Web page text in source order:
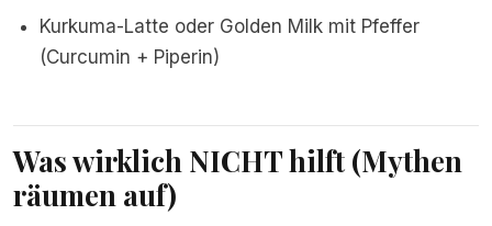
Kurkuma-Latte oder Golden Milk mit Pfeffer
(Curcumin + Piperin)
Was wirklich NICHT hilft (Mythen
räumen auf)